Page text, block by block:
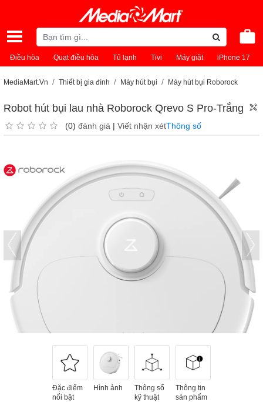
Điều hòa Quạt điều hòa Tủ lạnh Tivi Máy giặt iPhone 17
MediaMart.Vn Thiết bị gia đình Máy hút bụi Máy hút bụi Roborock
Robot hút bụi lau nhà Roborock Qrevo S Pro-Trắng
(0) đánh giá | Viết nhận xétThông số
Đặc điểm
nổi bật
Hình ảnh
Thông số
kỹ thuật
Thông tin
sản phẩm